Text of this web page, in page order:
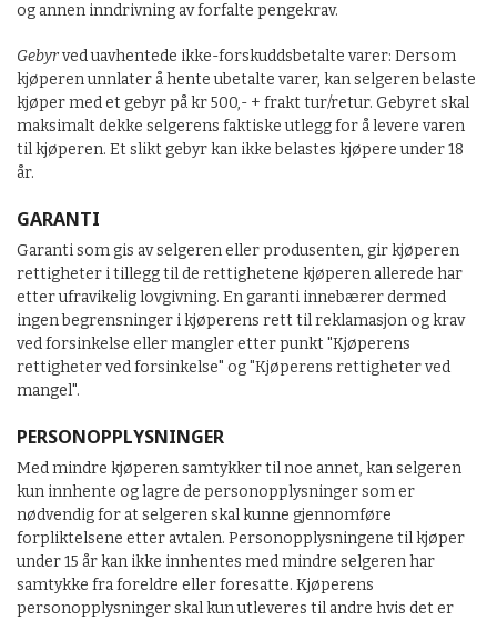
og annen inndrivning av forfalte pengekrav.
Gebyrved uavhentede ikke-forskuddsbetalte varer: Dersom
kjøperen unnlater å hente ubetalte varer, kan selgeren belaste
kjøper med et gebyr på kr 500,- + frakt tur/retur. Gebyret skal
maksimalt dekke selgerens faktiske utlegg for å levere varen
til kjøperen. Et slikt gebyr kan ikke belastes kjøpere under 18
år.
GARANTI
Garanti som gis av selgeren eller produsenten, gir kjøperen
rettigheter i tillegg til de rettighetene kjøperen allerede har
etter ufravikelig lovgivning. En garanti innebærer dermed
ingen begrensninger i kjøperens rett til reklamasjon og krav
ved forsinkelse eller mangler etter punkt "Kjøperens
rettigheter ved forsinkelse" og "Kjøperens rettigheter ved
mangel".
PERSONOPPLYSNINGER
Med mindre kjøperen samtykker til noe annet, kan selgeren
kun innhente og lagre de personopplysninger som er
nødvendig for at selgeren skal kunne gjennomføre
forpliktelsene etter avtalen. Personopplysningene til kjøper
under 15 år kan ikke innhentes med mindre selgeren har
samtykke fra foreldre eller foresatte. Kjøperens
personopplysninger skal kun utleveres til andre hvis det er